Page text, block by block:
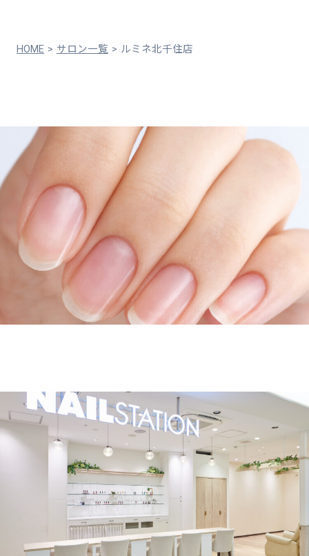
HOME サロン一覧 ルミネ北千住店